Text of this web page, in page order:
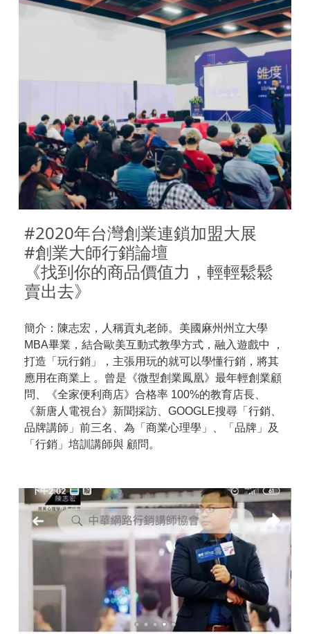
#2020年台灣創業連鎖加盟大展
#創業大師行銷論壇
《找到你的商品價值力，輕輕鬆鬆
賣出去》
簡介：陳志宏，人稱貢丸老師。 美國麻州州立大學
MBA畢業，結合歐美互動式教學方式，融入遊戲中 ，
打造「玩行銷」，主張用玩的就可以學懂行銷，將其
應用在商業上 。曾是《微型創業鳳凰》最年輕創業顧
問、《全家便利商店》合格率 100%的教育店長、
《新唐人電視台》新聞採訪、GOOGLE搜尋「行銷、
品牌講師」前三名、為「商業心理學」、「品牌」及
「行銷」培訓講師與 顧問。